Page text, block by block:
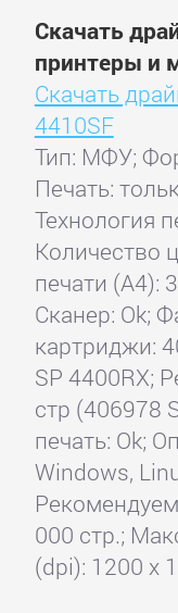
Скачать
принтеры и
Скачать
4410SF
Тип: МФУ;
Печать:
Технология
Количество
печати (А4):
Сканер: Ok;
картриджи:
SP 4400RX;
стр (406978
печать: Ok;
Windows,
000 стр.;
(dpi): 1200 x